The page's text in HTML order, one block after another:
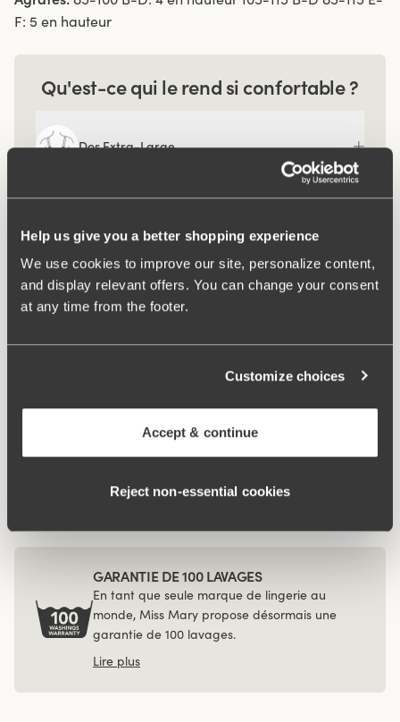
Help us give you a better shopping experience
We use cookies to improve our site, personalize content,
and display relevant offers. You can change your consent
at any time from the footer.
Customize choices
Accept & continue
Reject non‑essential cookies
F: 5 en hauteur
Qu'est-ce qui le rend si confortable ?
Dos Extra-Large
Produits associés
4 pour 3 Nouveau produit
Culotte maxi LACE
Lot de 4 Recycled
brésilienne noir
Viewing image 1 of 4
Comfort midi culotte noir
GARANTIE DE 100 LAVAGES
En tant que seule marque de lingerie au
monde, Miss Mary propose désormais une
garantie de 100 lavages.
Lire plus